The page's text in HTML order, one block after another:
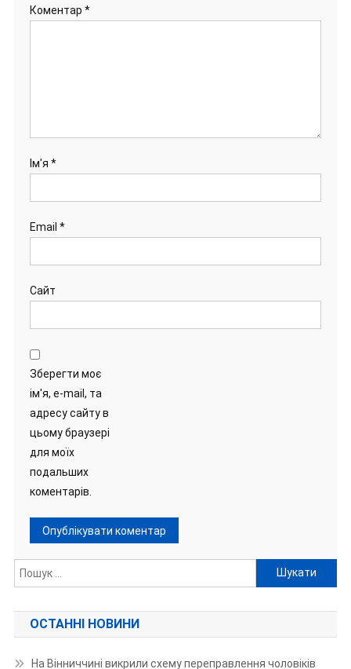
Коментар *
Ім'я *
Email *
Сайт
Зберегти моє
ім'я, e-mail, та
адресу сайту в
цьому браузері
для моїх
подальших
коментарів.
Пошук:
ОСТАННІ НОВИНИ
На Вінниччині викрили схему переправлення чоловіків